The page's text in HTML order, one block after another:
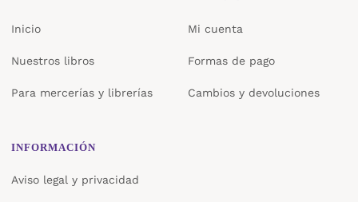
Inicio
Nuestros libros
Para mercerías y librerías
Mi cuenta
Formas de pago
Cambios y devoluciones
INFORMACIÓN
Aviso legal y privacidad